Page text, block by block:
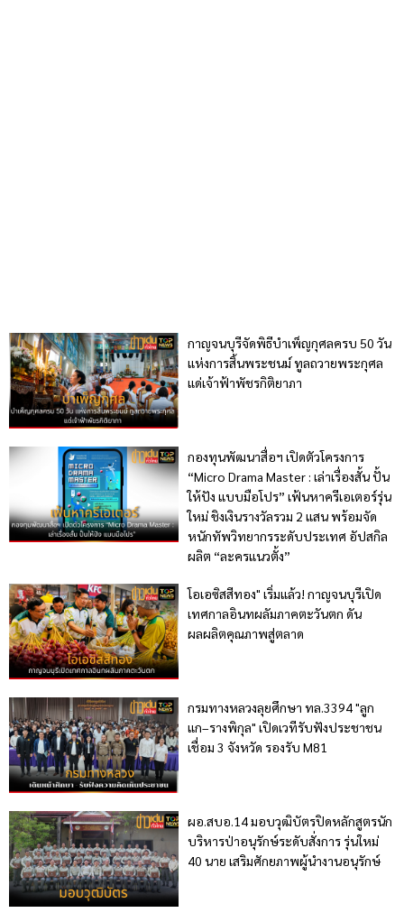
กาญจนบุรีจัดพิธีบำเพ็ญกุศลครบ 50 วัน
แห่งการสิ้นพระชนม์ ทูลถวายพระกุศล
แด่เจ้าฟ้าพัชรกิติยาภา
กองทุนพัฒนาสื่อฯ เปิดตัวโครงการ
“Micro Drama Master : เล่าเรื่องสั้น ปั้น
ให้ปัง แบบมือโปร” เฟ้นหาครีเอเตอร์รุ่น
ใหม่ ชิงเงินรางวัลรวม 2 แสน พร้อมจัด
หนักทัพวิทยากรระดับประเทศ อัปสกิล
ผลิต “ละครแนวตั้ง”
โอเอซิสสีทอง" เริ่มแล้ว! กาญจนบุรีเปิด
เทศกาลอินทผลัมภาคตะวันตก ดัน
ผลผลิตคุณภาพสู่ตลาด
กรมทางหลวงลุยศึกษา ทล.3394 "ลูก
แก–รางพิกุล" เปิดเวทีรับฟังประชาชน
เชื่อม 3 จังหวัด รองรับ M81
ผอ.สบอ.14 มอบวุฒิบัตรปิดหลักสูตรนัก
บริหารป่าอนุรักษ์ระดับสั่งการ รุ่นใหม่
40 นาย เสริมศักยภาพผู้นำงานอนุรักษ์